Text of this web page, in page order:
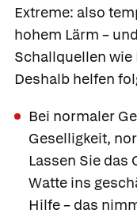
Extreme: also
hohem Lärm –
Schallquellen
Deshalb helfen
Bei normaler
Geselligkeit,
Lassen Sie das
Watte ins
Hilfe – das